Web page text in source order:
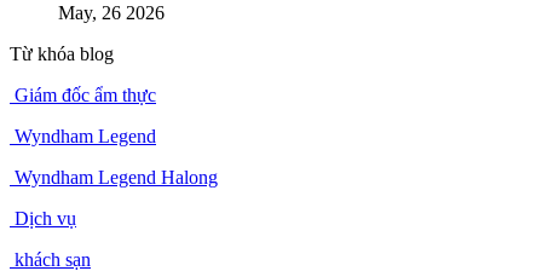
May, 26 2026
Từ khóa blog
Giám đốc ẩm thực
Wyndham Legend
Wyndham Legend Halong
Dịch vụ
khách sạn